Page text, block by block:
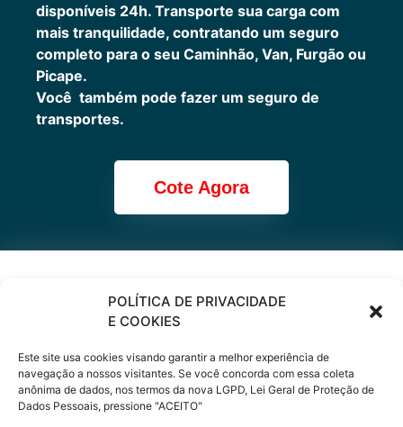
POLÍTICA DE PRIVACIDADE
E COOKIES
Este site usa cookies visando garantir a melhor experiência de
navegação a nossos visitantes. Se você concorda com essa coleta
anônima de dados, nos termos da nova LGPD, Lei Geral de Proteção de
Dados Pessoais, pressione "ACEITO"
disponíveis 24h. Transporte sua carga com
mais tranquilidade, contratando um seguro
completo para o seu Caminhão, Van, Furgão ou
Picape.
Você também pode fazer um seguro de
transportes.
Cote Agora
Cote online ou
peça via
WhatsApp